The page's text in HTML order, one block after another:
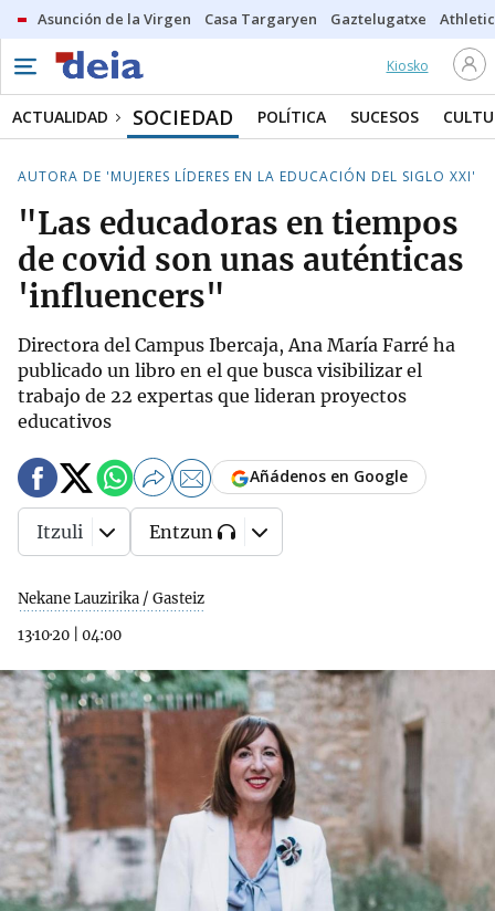
Asunción de la Virgen Casa Targaryen Gaztelugatxe Athletic
Kiosko
ACTUALIDAD SOCIEDAD POLÍTICA SUCESOS
AUTORA DE 'MUJERES LÍDERES EN LA EDUCACIÓN DEL SIGLO XXI'
"Las educadoras en tiempos
de covid son unas auténticas
'influencers"
Directora del Campus Ibercaja, Ana María Farré ha
publicado un libro en el que busca visibilizar el
trabajo de 22 expertas que lideran proyectos
educativos
Nekane Lauzirika / Gasteiz
13·10·20
04:00
Añádenos en Google
Itzuli Entzun